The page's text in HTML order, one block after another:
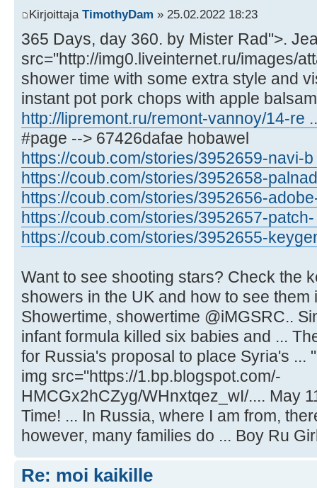
Kirjoittaja TimothyDam » 25.02.2022 18:23
365 Days, day 360. by Mister Rad">.
src="http://img0.liveinternet.ru/images/
shower time with some extra style and
instant pot pork chops with apple
http://lipremont.ru/remont-vannoy/14-re
#page --> 67426dafae hobawel
https://coub.com/stories/3952659-navi-
https://coub.com/stories/3952658-
https://coub.com/stories/3952656-
https://coub.com/stories/3952657-
https://coub.com/stories/3952655-
Want to see shooting stars? Check the
showers in the UK and how to see them
Showertime, showertime @iMGSRC..
infant formula killed six babies and ...
for Russia's proposal to place Syria's ...
img src="https://1.bp.blogspot.com/-
HMCGx2hCZyg/WHnxtqez_wI/.... May
Time! ... In Russia, where I am from,
however, many families do ... Boy Ru
Re: moi kaikille